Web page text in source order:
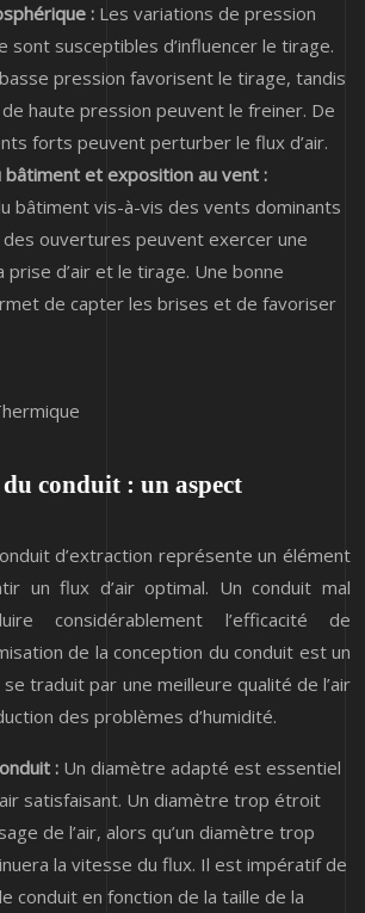
: Les variations de pression
sont susceptibles d’influencer le tirage.
pression favorisent le tirage, tandis
haute pression peuvent le freiner. De
forts peuvent perturber le flux d’air.
et exposition au vent :
bâtiment vis-à-vis des vents dominants
des ouvertures peuvent exercer une
prise d’air et le tirage. Une bonne
de capter les brises et de favoriser
conduit : un aspect
d’extraction représente un élément
un flux d’air optimal. Un conduit mal
considérablement l’efficacité de
de la conception du conduit est un
traduit par une meilleure qualité de l’air
des problèmes d’humidité.
: Un diamètre adapté est essentiel
satisfaisant. Un diamètre trop étroit
de l’air, alors qu’un diamètre trop
la vitesse du flux. Il est impératif de
conduit en fonction de la taille de la